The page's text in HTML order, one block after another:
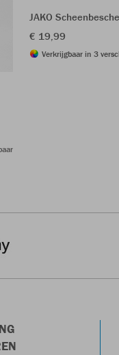
JAKO
€ 19,99
Verkrijgbaar in 3